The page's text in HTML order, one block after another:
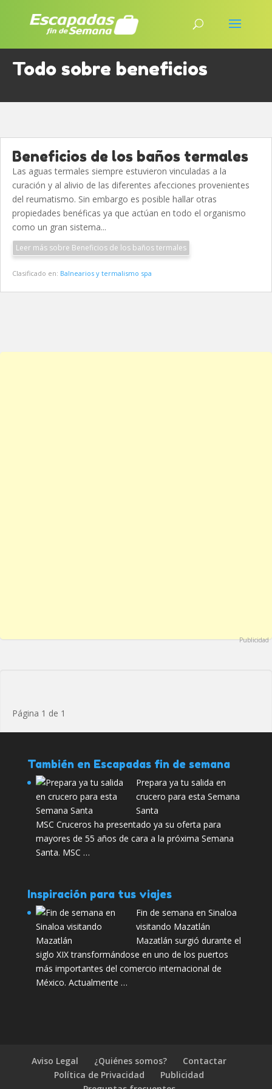
Todo sobre beneficios
Beneficios de los baños termales
Las aguas termales siempre estuvieron vinculadas a la
curación y al alivio de las diferentes afecciones provenientes
del reumatismo. Sin embargo es posible hallar otras
propiedades benéficas ya que actúan en todo el organismo
como un gran sistema...
Leer más sobre Beneficios de los baños termales
Clasificado en: Balnearios y termalismo spa
Publicidad
Página 1 de 1
También en Escapadas fin de semana
Prepara ya tu salida en
crucero para esta Semana
Santa
MSC Cruceros ha presentado ya su oferta para
mayores de 55 años de cara a la próxima Semana
Santa. MSC …
Inspiración para tus viajes
Fin de semana en Sinaloa
visitando Mazatlán
Mazatlán surgió durante el
siglo XIX transformándose en uno de los puertos
más importantes del comercio internacional de
México. Actualmente …
Aviso Legal ¿Quiénes somos?
Contactar
Política de Privacidad
Publicidad